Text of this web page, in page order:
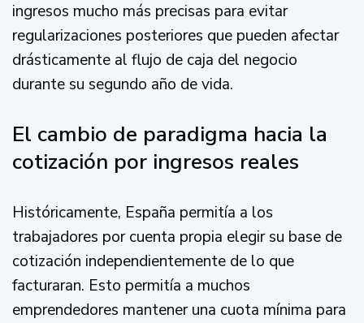
ingresos mucho más precisas para evitar
regularizaciones posteriores que pueden afectar
drásticamente al flujo de caja del negocio
durante su segundo año de vida.
El cambio de paradigma hacia la
cotización por ingresos reales
Históricamente, España permitía a los
trabajadores por cuenta propia elegir su base de
cotización independientemente de lo que
facturaran. Esto permitía a muchos
emprendedores mantener una cuota mínima para